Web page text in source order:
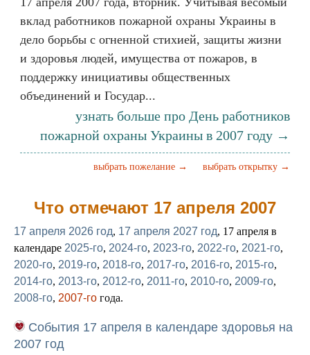
вклад работников пожарной охраны Украины в
дело борьбы с огненной стихией, защиты жизни
и здоровья людей, имущества от пожаров, в
поддержку инициативы общественных
объединений и Государ...
узнать больше про День работников
пожарной охраны Украины в 2007 году →
выбрать открытку →
выбрать пожелание →
Что отмечают 17 апреля 2007
17 апреля 2026 год, 17 апреля 2027 год, 17 апреля в
календаре 2025-го, 2024-го, 2023-го, 2022-го, 2021-го,
2020-го, 2019-го, 2018-го, 2017-го, 2016-го, 2015-го,
2014-го, 2013-го, 2012-го, 2011-го, 2010-го, 2009-го,
2008-го, 2007-го года.
События 17 апреля в календаре здоровья на
2007 год